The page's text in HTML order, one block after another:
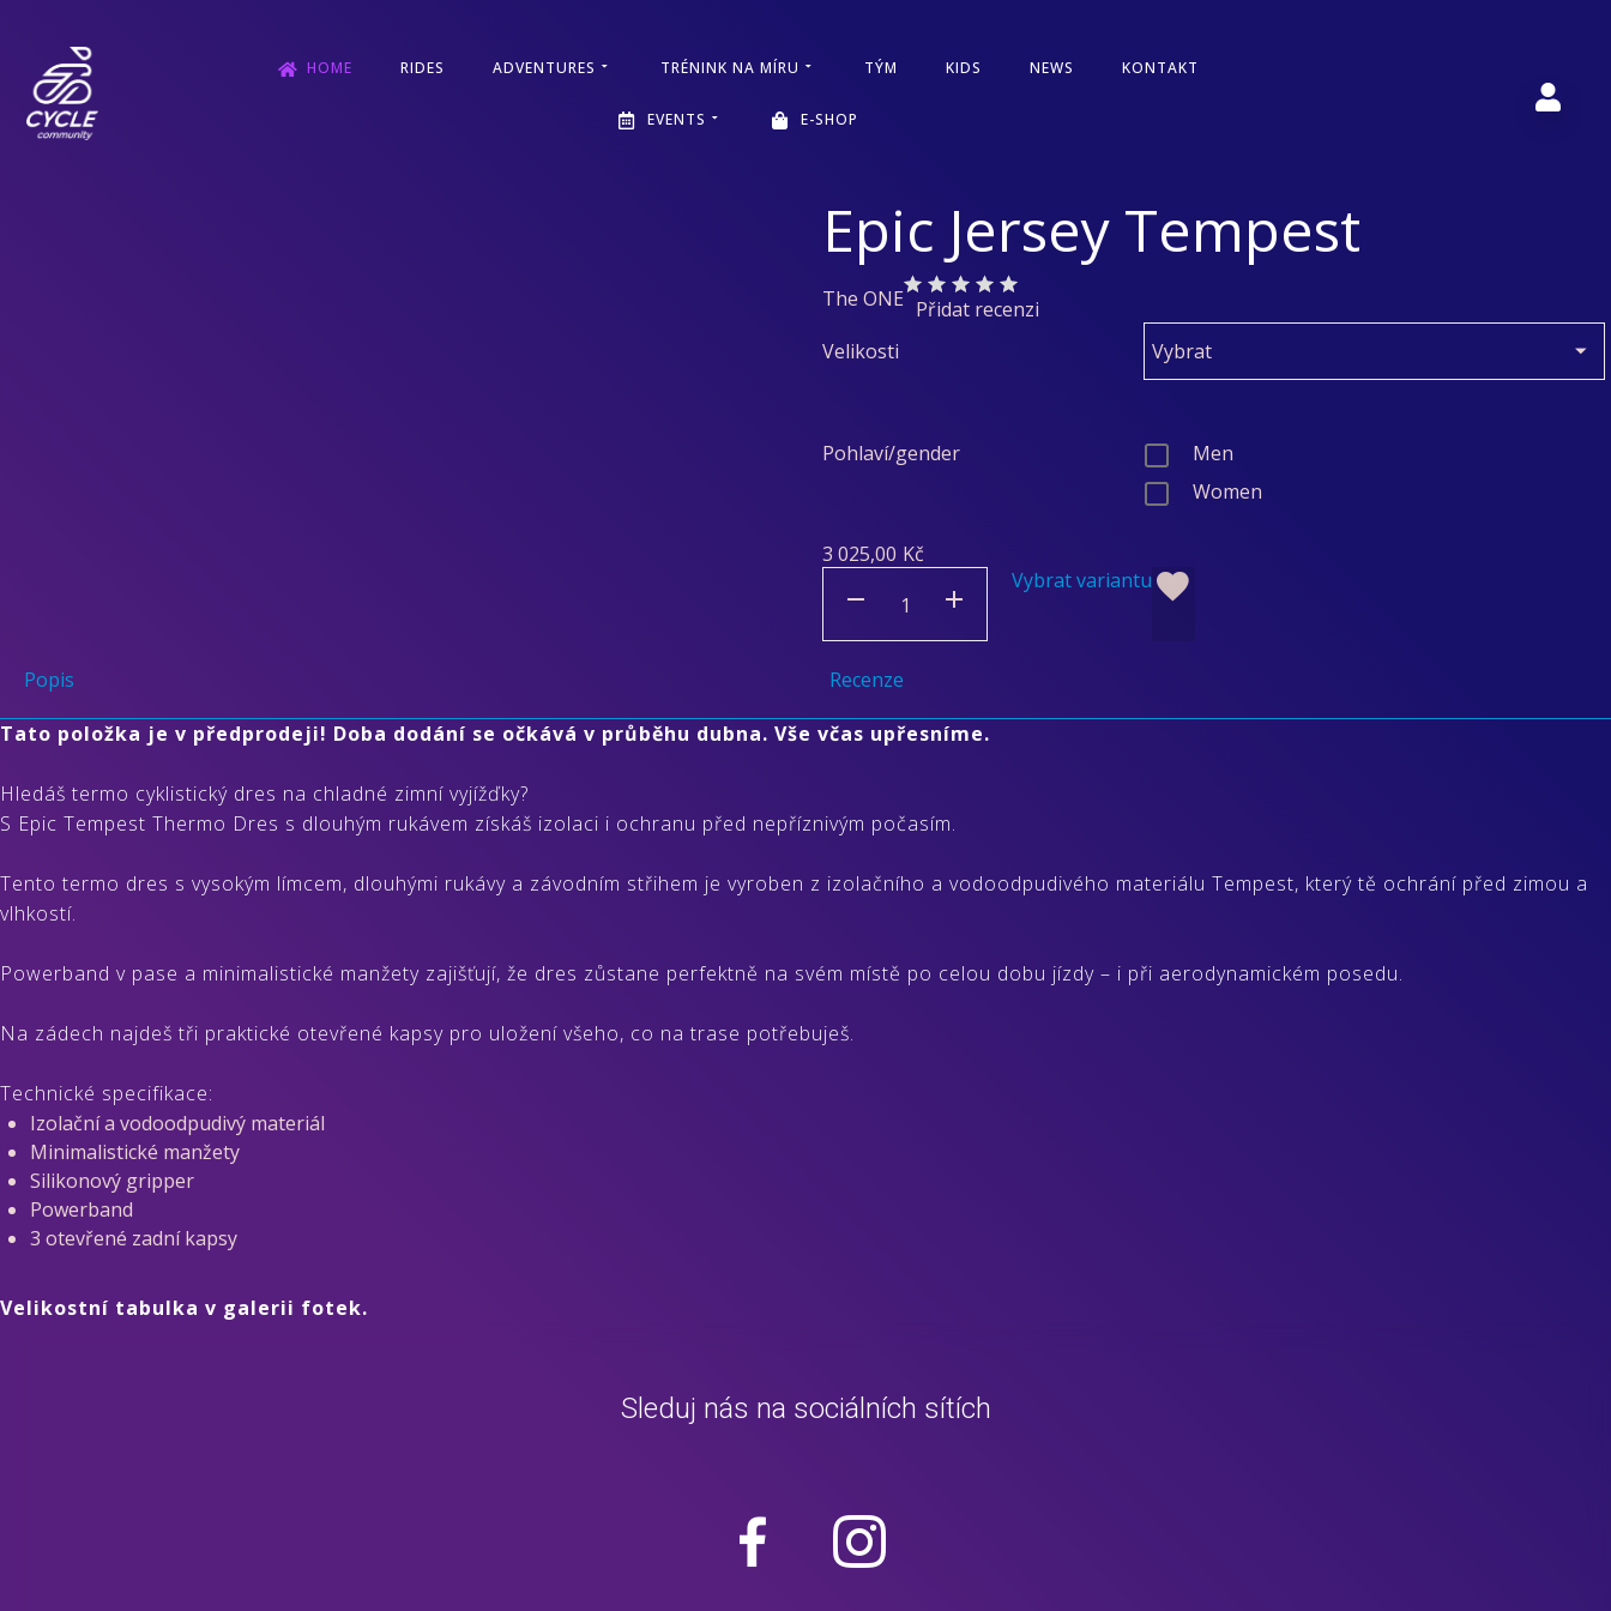
HOME RIDES ADVENTURES TRÉNINK NA MÍRU TÝM KIDS NEWS KONTAKT
EVENTS E-SHOP
Epic Jersey Tempest
The ONE Přidat recenzi
Velikosti
Pohlaví/gender
Men
Women
Kč
3 025,00
Vybrat variantu
Popis Recenze
Tato položka je v předprodeji! Doba dodání se očkává v průběhu dubna. Vše včas upřesníme.
Hledáš termo cyklistický dres na chladné zimní vyjížďky?
S Epic Tempest Thermo Dres s dlouhým rukávem získáš izolaci i ochranu před nepříznivým počasím.
Tento termo dres s vysokým límcem, dlouhými rukávy a závodním střihem je vyroben z izolačního a vodoodpudivého materiálu Tempest, který tě ochrání před zimou a
vlhkostí.
Powerband v pase a minimalistické manžety zajišťují, že dres zůstane perfektně na svém místě po celou dobu jízdy – i při aerodynamickém posedu.
Na zádech najdeš tři praktické otevřené kapsy pro uložení všeho, co na trase potřebuješ.
Technické specifikace:
Izolační a vodoodpudivý materiál
Minimalistické manžety
Silikonový gripper
Powerband
3 otevřené zadní kapsy
Velikostní tabulka v galerii fotek.
Sleduj nás na sociálních sítích